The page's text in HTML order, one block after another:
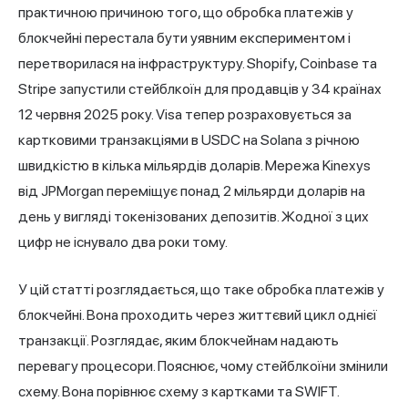
практичною причиною того, що обробка платежів у
блокчейні перестала бути уявним експериментом і
перетворилася на інфраструктуру. Shopify, Coinbase та
Stripe запустили стейблкоїн для продавців у 34 країнах
12 червня 2025 року. Visa тепер розраховується за
картковими транзакціями в USDC на Solana з річною
швидкістю в кілька мільярдів доларів. Мережа Kinexys
від JPMorgan переміщує понад 2 мільярди доларів на
день у вигляді токенізованих депозитів. Жодної з цих
цифр не існувало два роки тому.
У цій статті розглядається, що таке обробка платежів у
блокчейні. Вона проходить через життєвий цикл однієї
транзакції. Розглядає, яким блокчейнам надають
перевагу процесори. Пояснює, чому стейблкоїни змінили
схему. Вона порівнює схему з картками та SWIFT.